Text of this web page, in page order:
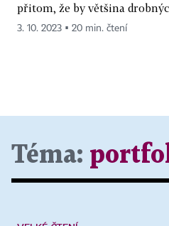
přitom, že by většina
3. 10. 2023 ▪ 20 min. čtení
Téma: